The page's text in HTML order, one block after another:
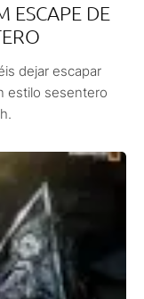
ESCAPE DE
dejar escapar
estilo sesentero